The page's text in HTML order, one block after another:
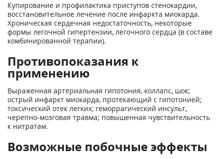
Купирование и профилактика приступов стенокардии,
восстановительное лечение после инфаркта миокарда.
Хроническая сердечная недостаточность, некоторые
формы легочной гипертензии, легочного сердца (в составе
комбинированной терапии).
Противопоказания к
применению
Выраженная артериальная гипотония, коллапс, шок;
острый инфаркт миокарда, протекающий с гипотонией;
токсический отек легких; геморрагический инсульт,
черепно-мозговая травма; повышенная чувствительность
к нитратам.
Возможные побочные эффекты